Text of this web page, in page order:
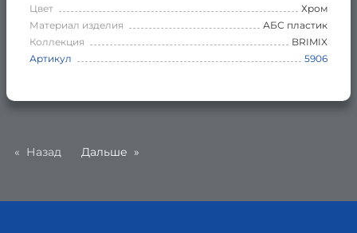
Цвет
Хром
Материал изделия
АБС пластик
Коллекция
BRIMIX
Артикул
5906
Назад Дальше